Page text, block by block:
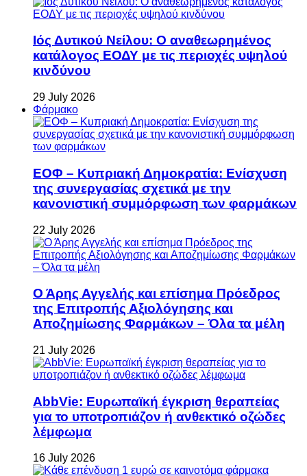
Ιός Δυτικού Νείλου: Ο αναθεωρημένος
κατάλογος ΕΟΔΥ με τις περιοχές υψηλού
κινδύνου
29 July 2026
Φάρμακο
ΕΟΦ – Κυπριακή Δημοκρατία: Ενίσχυση
της συνεργασίας σχετικά με την
κανονιστική συμμόρφωση των φαρμάκων
22 July 2026
Ο Άρης Αγγελής και επίσημα Πρόεδρος
της Επιτροπής Αξιολόγησης και
Αποζημίωσης Φαρμάκων – Όλα τα μέλη
21 July 2026
AbbVie: Ευρωπαϊκή έγκριση θεραπείας
για το υποτροπιάζον ή ανθεκτικό οζώδες
λέμφωμα
16 July 2026